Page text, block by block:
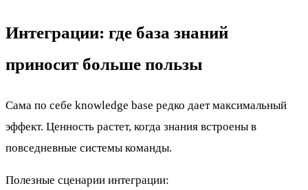
Интеграции: где база знаний
приносит больше пользы
Сама по себе knowledge base редко дает максимальный
эффект. Ценность растет, когда знания встроены в
повседневные системы команды.
Полезные сценарии интеграции: